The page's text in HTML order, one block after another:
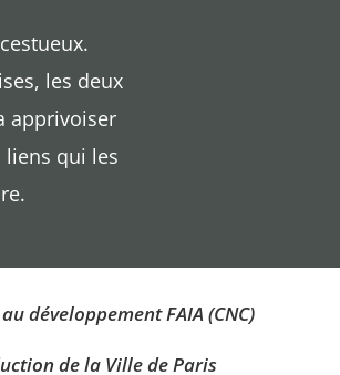
les deux
apprivoiser
liens qui les
développement FAIA (CNC)
de la Ville de Paris